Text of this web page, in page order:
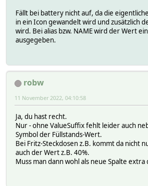
Fällt bei battery nicht auf, da die
in ein Icon gewandelt wird und zusätzlich
wird. Bei alias bzw. NAME wird der Wert
ausgegeben.
robw
11 November 2022, 04:10:58
Ja, du hast recht.
Nur - ohne ValueSuffix fehlt leider auch
Symbol der Füllstands-Wert.
Bei Fritz-Steckdosen z.B. kommt da nicht
auch der Wert z.B. 40%.
Muss man dann wohl als neue Spalte extra